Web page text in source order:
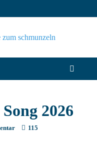
–
Sprüche,
die dich
Witzige
2026
115